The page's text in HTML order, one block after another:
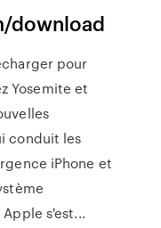
download
pour
Yosemite et
conduit les
iPhone et
s'est...